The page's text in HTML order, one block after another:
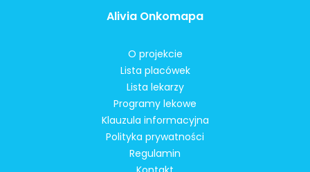
Alivia Onkomapa
O projekcie
Lista placówek
Lista lekarzy
Programy lekowe
Klauzula informacyjna
Polityka prywatności
Regulamin